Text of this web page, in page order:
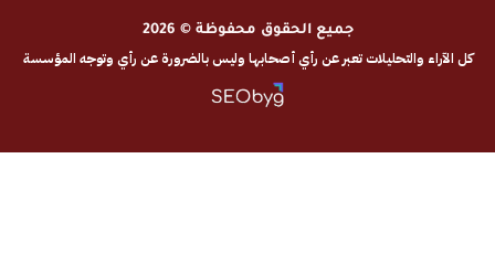
جميع الحقوق محفوظة © 2026
تعبر عن رأي أصحابها وليس بالضرورة عن رأي وتوجه المؤسسة